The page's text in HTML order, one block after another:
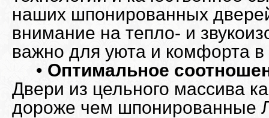
наших шпонированных
внимание на тепло- и
важно для уюта и комфорта
• Оптимальное
Двери из цельного массива
дороже чем шпонированные